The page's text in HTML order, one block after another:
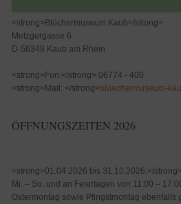
<strong>Blüchermuseum Kaub</strong>
Metzgergasse 6
D-56349 Kaub am Rhein
<strong>Fon:</strong> 06774 - 400
<strong>Mail: </strong>bluechermuseum-
ÖFFNUNGSZEITEN 2026
<strong>01.04.2026 bis 31.10.2026:</strong>
Mi. – So. und an Feiertagen von 11:00 –
Ostermontag sowie Pfingstmontag ebenfalls